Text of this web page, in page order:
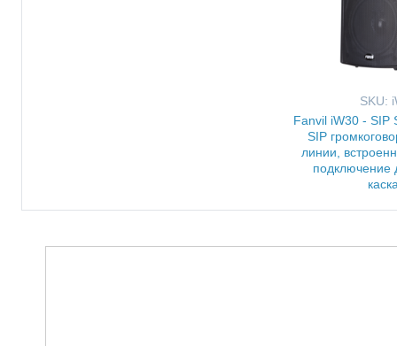
SKU:
Fanvil iW30 - SIP
SIP
линии,
подключение